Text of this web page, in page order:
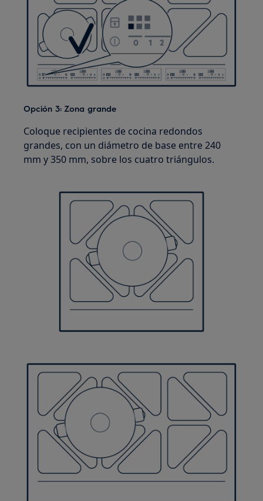
Opción 3: Zona grande
Coloque recipientes de cocina redondos
grandes, con un diámetro de base entre 240
mm y 350 mm, sobre los cuatro triángulos.